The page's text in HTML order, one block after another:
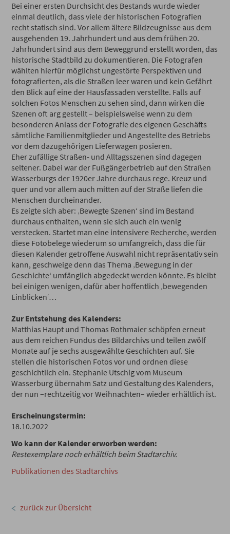
Bei einer ersten Durchsicht des Bestands wurde wieder
einmal deutlich, dass viele der historischen Fotografien
recht statisch sind. Vor allem ältere Bildzeugnisse aus dem
ausgehenden 19. Jahrhundert und aus dem frühen 20.
Jahrhundert sind aus dem Beweggrund erstellt worden, das
historische Stadtbild zu dokumentieren. Die Fotografen
wählten hierfür möglichst ungestörte Perspektiven und
fotografierten, als die Straßen leer waren und kein Gefährt
den Blick auf eine der Hausfassaden verstellte. Falls auf
solchen Fotos Menschen zu sehen sind, dann wirken die
Szenen oft arg gestellt – beispielsweise wenn zu dem
besonderen Anlass der Fotografie des eigenen Geschäfts
sämtliche Familienmitglieder und Angestellte des Betriebs
vor dem dazugehörigen Lieferwagen posieren.
Eher zufällige Straßen- und Alltagsszenen sind dagegen
seltener. Dabei war der Fußgängerbetrieb auf den Straßen
Wasserburgs der 1920er Jahre durchaus rege. Kreuz und
quer und vor allem auch mitten auf der Straße liefen die
Menschen durcheinander.
Es zeigte sich aber: ‚Bewegte Szenen‘ sind im Bestand
durchaus enthalten, wenn sie sich auch ein wenig
verstecken. Startet man eine intensivere Recherche, werden
diese Fotobelege wiederum so umfangreich, dass die für
diesen Kalender getroffene Auswahl nicht repräsentativ sein
kann, geschweige denn das Thema ‚Bewegung in der
Geschichte‘ umfänglich abgedeckt werden könnte. Es bleibt
bei einigen wenigen, dafür aber hoffentlich ‚bewegenden
Einblicken‘…
Zur Entstehung des Kalenders:
Matthias Haupt und Thomas Rothmaier schöpfen erneut
aus dem reichen Fundus des Bildarchivs und teilen zwölf
Monate auf je sechs ausgewählte Geschichten auf. Sie
stellen die historischen Fotos vor und ordnen diese
geschichtlich ein. Stephanie Utschig vom Museum
Wasserburg übernahm Satz und Gestaltung des Kalenders,
der nun –rechtzeitig vor Weihnachten– wieder erhältlich ist.
Erscheinungstermin:
18.10.2022
Wo kann der Kalender erworben werden:
Restexemplare noch erhältlich beim Stadtarchiv.
Publikationen des Stadtarchivs
zurück zur Übersicht